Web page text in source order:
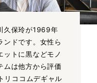
久保玲が1969年
ンドです。女性ら
ットに黒などモノ
ムは他方から評価
リココムデギャル